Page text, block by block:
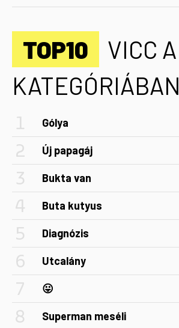
TOP10
VICC A
KATEGÓRIÁBAN
Gólya
Új papagáj
Bukta van
Buta kutyus
Diagnózis
Utcalány
😛
Superman meséli